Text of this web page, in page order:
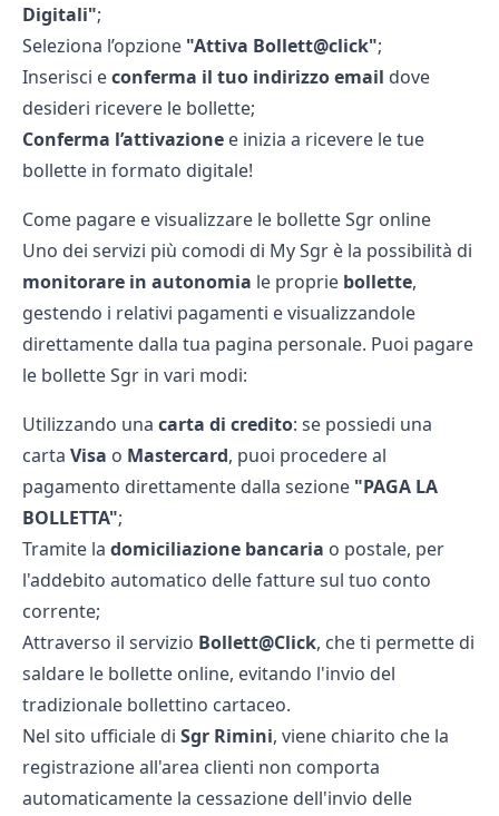
Digitali";
Seleziona l’opzione "Attiva Bollett@click";
Inserisci econferma il tuo indirizzo email dove
desideri ricevere le bollette;
Conferma l’attivazione e inizia a ricevere le tue
bollette in formato digitale!
Come pagare e visualizzare le bollette Sgr online
Uno dei servizi più comodi di My Sgr è la possibilità di
monitorare in autonomia le proprie bollette,
gestendo i relativi pagamenti e visualizzandole
direttamente dalla tua pagina personale. Puoi pagare
le bollette Sgr in vari modi:
Utilizzando una carta di credito: se possiedi una
carta Visa o Mastercard, puoi procedere al
pagamento direttamente dalla sezione "PAGA LA
BOLLETTA";
Tramite la domiciliazione bancaria o postale, per
l'addebito automatico delle fatture sul tuo conto
corrente;
Attraverso il servizio Bollett@Click, che ti permette di
saldare le bollette online, evitando l'invio del
tradizionale bollettino cartaceo.
Nel sito ufficiale di Sgr Rimini, viene chiarito che la
registrazione all'area clienti non comporta
automaticamente la cessazione dell'invio delle